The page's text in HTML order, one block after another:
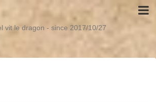
vit le dragon - since 2017/10/27